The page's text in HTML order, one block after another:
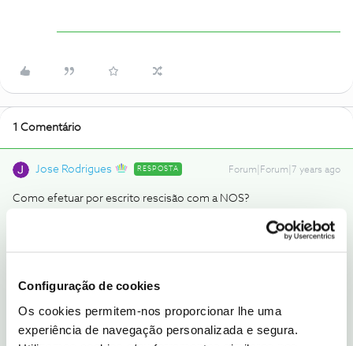
Configuração de cookies
Os cookies permitem-nos proporcionar lhe uma
experiência de navegação personalizada e segura.
1 Comentário
Jose Rodrigues RESPOSTA Forum|Forum|7 years ago
Como efetuar por escrito rescisão com a NOS?
Na Área de Cliente no separador Pedidos não funciona? É aí que
em Contacte-nos. Pode enviar uma carta registada com A/R para
NOS Comunicações, SA